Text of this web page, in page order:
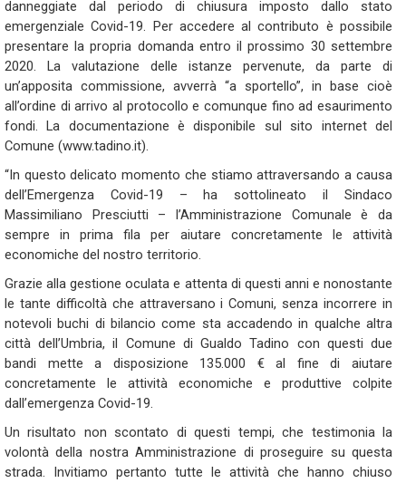
danneggiate dal periodo di chiusura imposto dallo stato
emergenziale Covid-19. Per accedere al contributo è possibile
presentare la propria domanda entro il prossimo 30 settembre
2020. La valutazione delle istanze pervenute, da parte di
un’apposita commissione, avverrà “a sportello”, in base cioè
all’ordine di arrivo al protocollo e comunque fino ad esaurimento
fondi. La documentazione è disponibile sul sito internet del
Comune (www.tadino.it).
“In questo delicato momento che stiamo attraversando a causa
dell’Emergenza Covid-19 – ha sottolineato il Sindaco
Massimiliano Presciutti – l’Amministrazione Comunale è da
sempre in prima fila per aiutare concretamente le attività
economiche del nostro territorio.
Grazie alla gestione oculata e attenta di questi anni e nonostante
le tante difficoltà che attraversano i Comuni, senza incorrere in
notevoli buchi di bilancio come sta accadendo in qualche altra
città dell’Umbria, il Comune di Gualdo Tadino con questi due
bandi mette a disposizione 135.000 € al fine di aiutare
concretamente le attività economiche e produttive colpite
dall’emergenza Covid-19.
Un risultato non scontato di questi tempi, che testimonia la
volontà della nostra Amministrazione di proseguire su questa
strada. Invitiamo pertanto tutte le attività che hanno chiuso